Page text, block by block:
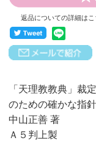
返品についての詳細はこ
「天理教教典」裁
のための確かな指針
中山正善 著
Ａ５判上製